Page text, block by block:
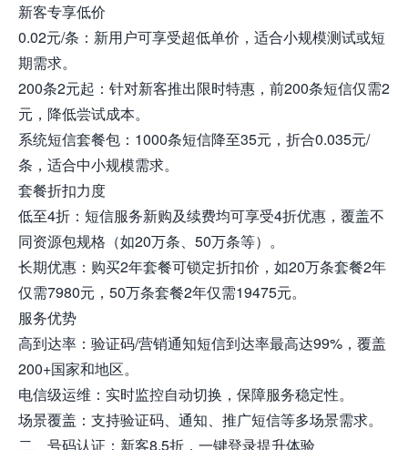
新客专享低价
0.02元/条：新用户可享受超低单价，适合小规模测试或短
期需求。
200条2元起：针对新客推出限时特惠，前200条短信仅需2
元，降低尝试成本。
系统短信套餐包：1000条短信降至35元，折合0.035元/
条，适合中小规模需求。
套餐折扣力度
低至4折：短信服务新购及续费均可享受4折优惠，覆盖不
同资源包规格（如20万条、50万条等）。
长期优惠：购买2年套餐可锁定折扣价，如20万条套餐2年
仅需7980元，50万条套餐2年仅需19475元。
服务优势
高到达率：验证码/营销通知短信到达率最高达99%，覆盖
200+国家和地区。
电信级运维：实时监控自动切换，保障服务稳定性。
场景覆盖：支持验证码、通知、推广短信等多场景需求。
二、号码认证：新客8.5折，一键登录提升体验